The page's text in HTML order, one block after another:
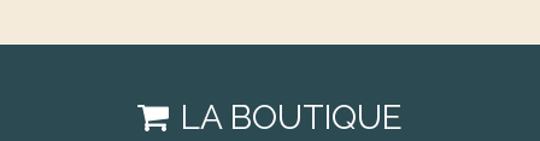
LA BOUTIQUE